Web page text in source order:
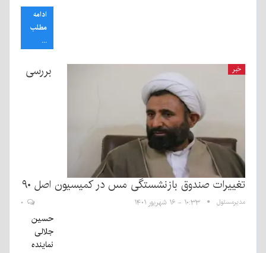
ادامه
مطلب
...
خبر بررسی
تغییرات صندوق بازنشستگی مس در کمیسیون اصل ۹۰
مدیرمسئول ۱۰:۳۳ - ۱۶ شهریور ۱۴۰۱
حسین
جلالی
نماینده